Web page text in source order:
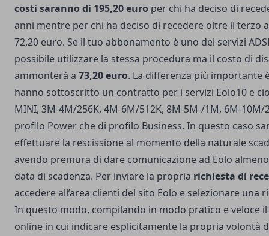
costi saranno di 195,20 euro per chi ha deciso di
anni mentre per chi ha deciso di recedere oltre il terzo
72,20 euro. Se il tuo abbonamento è uno dei servizi
possibile utilizzare la stessa procedura ma il costo di
ammonterà a 73,20 euro. La differenza più importante
hanno sottoscritto un contratto per i servizi Eolo10 e
MINI, 3M-4M/256K, 4M-6M/512K, 8M-5M-/1M, 6M-10M/
profilo Power che di profilo Business. In questo caso
effettuare la rescissione al momento della naturale
avendo premura di dare comunicazione ad Eolo
data di scadenza. Per inviare la propria richiesta di
accedere all’area clienti del sito Eolo e selezionare una
In questo modo, compilando in modo pratico e veloce
online in cui indicare esplicitamente la propria volontà